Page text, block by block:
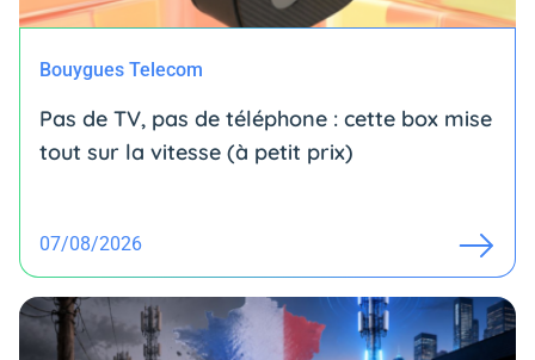
Bouygues Telecom
Pas de TV, pas de téléphone : cette box mise
tout sur la vitesse (à petit prix)
07/08/2026